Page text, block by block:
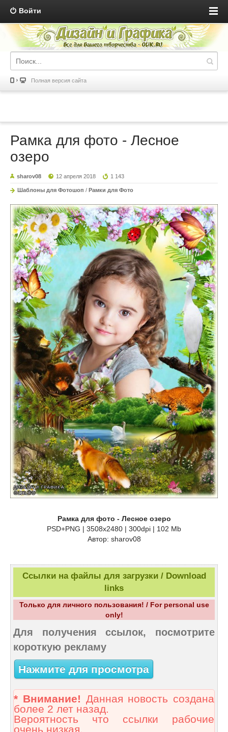
Войти
Полная версия сайта
Рамка для фото - Лесное
озеро
sharov08 12 апреля 2018 1 143
Шаблоны для Фотошоп / Рамки для Фото
Рамка для фото - Лесное озеро
PSD+PNG | 3508x2480 | 300dpi | 102 Mb
Автор: sharov08
Ссылки на файлы для загрузки / Download
links
Только для личного пользования! / For personal use
only!
Для получения ссылок, посмотрите
короткую рекламу
Нажмите для просмотра
* Внимание! Данная новость создана
более 2 лет назад.
Вероятность что ссылки рабочие
очень низкая.